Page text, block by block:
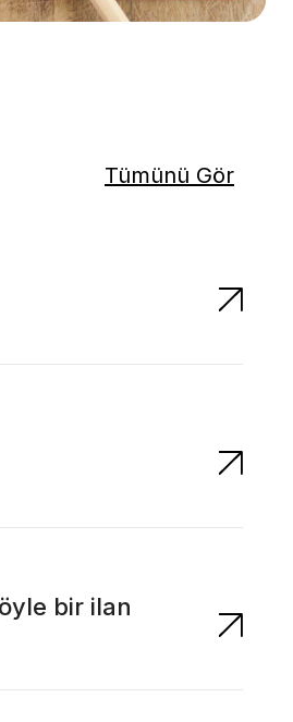
Tümünü Gör
bir ilan